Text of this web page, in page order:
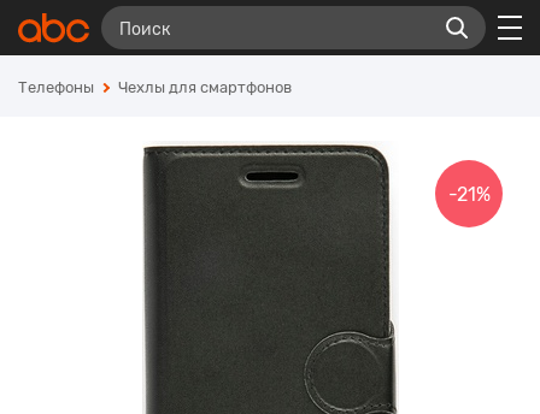
Телефоны Чехлы для смартфонов
-21%